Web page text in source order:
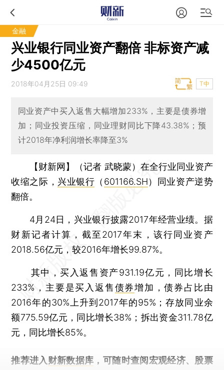
金融
兴业银行同业资产翻倍 非标资产减
少4500亿元
2018年04月25日 09:49 T中
同业资产中买入返售大幅增加233%，主要是债券增
加；同业投资压缩，同业理财同比下降43.38%；预
计2018年净利润增长率降至3%
【财新网】（记者 武晓蒙） 在全行业同业资产
收缩之际， 兴业银行 （ 601166.SH）同业资产逆势
翻倍。
4月24日，兴业银行披露2017年经营业绩。据
财新记者计算，截至2017年末，该行同业资产
2018.56亿元，较2016年增长99.87%。
其中，买入返售资产931.19亿元，同比增长
233%，主要是买入返售债券增加，债券占比由
2016年的30%上升到2017年的95%；存放同业余
额775.59亿元，同比增长38%；拆出资金311.78亿
元，同比增长85%。
推荐进入 财新数据库 ，可随时查阅宏观经济、股票